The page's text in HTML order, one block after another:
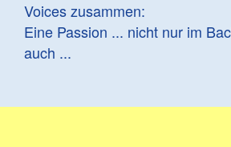
Voices zusammen:
Eine Passion ... nicht nur im
auch ...